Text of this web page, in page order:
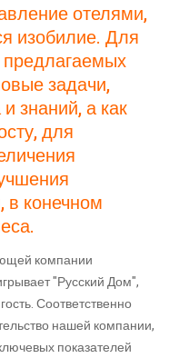
отелями,
изобилие. Для
предлагаемых
задачи,
знаний, а как
для
в конечном
компании
"Русский Дом",
Соответственно
нашей компании,
показателей